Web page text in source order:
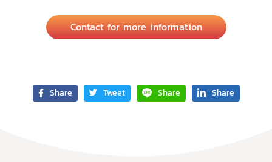
Contact for more information
Share Tweet Share Share